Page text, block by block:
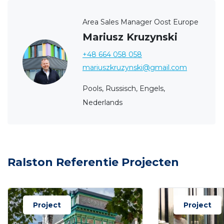
Area Sales Manager Oost Europe
Mariusz Kruzynski
+48 664 058 058
mariuszkruzynski@gmail.com
Pools, Russisch, Engels,
Nederlands
Ralston Referentie Projecten
Project Project